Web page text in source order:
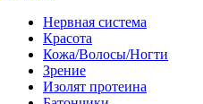
Нервная система
Красота
Кожа/Волосы/Ногти
Зрение
Изолят протеина